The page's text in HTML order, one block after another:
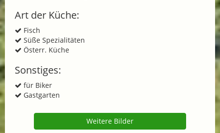
Art der Küche:
Fisch
Süße Spezialitäten
Österr. Küche
Sonstiges:
für Biker
Gastgarten
Weitere Bilder